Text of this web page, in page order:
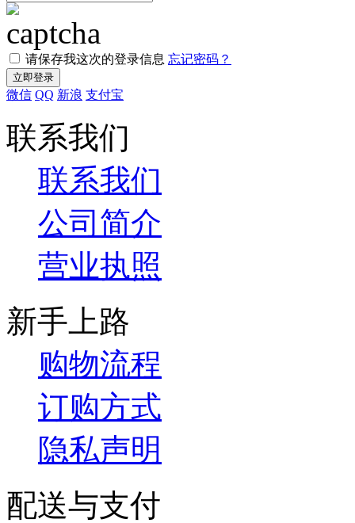
请保存我这次的登录信息 忘记密码？
微信 QQ 新浪 支付宝
联系我们
联系我们
公司简介
营业执照
新手上路
购物流程
订购方式
隐私声明
配送与支付